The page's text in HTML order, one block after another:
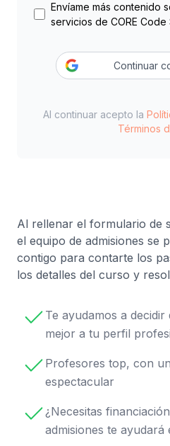
Al rellenar el formulario de
el equipo de admisiones se
contigo para contarte los
los detalles del curso y
Te ayudamos a
mejor a tu perfil
Profesores top, con
espectacular
¿Necesitas
admisiones te ayudará
Envíame más contenido
servicios de CORE Code
Continuar
Al continuar acepto la
Términos